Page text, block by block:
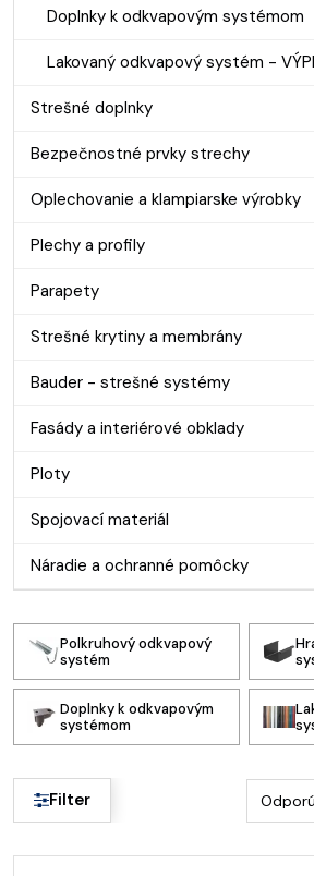
Doplnky k odkvapovým systémom
Lakovaný odkvapový systém -
Strešné doplnky
Bezpečnostné prvky strechy
Oplechovanie a klampiarske výrobky
Plechy a profily
Parapety
Strešné krytiny a membrány
Bauder - strešné systémy
Fasády a interiérové obklady
Ploty
Spojovací materiál
Náradie a ochranné pomôcky
Polkruhový odkvapový
systém
Doplnky k odkvapovým
systémom
Filter